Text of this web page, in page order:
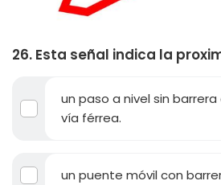
26. Esta señal indica la
un paso a nivel sin
vía férrea.
un puente móvil con